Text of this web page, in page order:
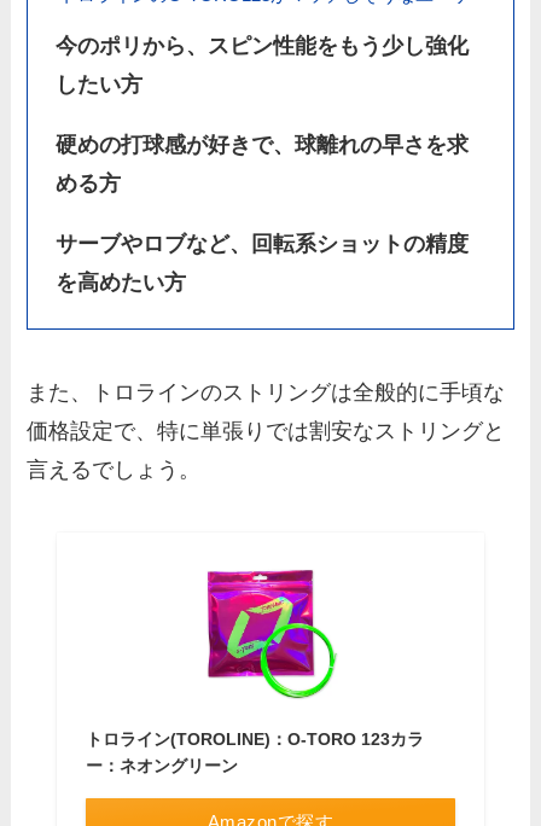
今のポリから、スピン性能をもう少し強化
したい方
硬めの打球感が好きで、球離れの早さを求
める方
サーブやロブなど、回転系ショットの精度
を高めたい方
また、トロラインのストリングは全般的に手頃な
価格設定で、特に単張りでは割安なストリングと
言えるでしょう。
トロライン(TOROLINE)：O-TORO 123カラ
ー：ネオングリーン
Amazonで探す